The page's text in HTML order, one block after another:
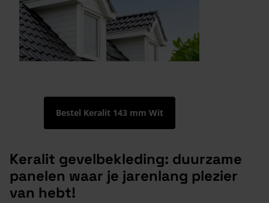
Bestel Keralit 143 mm Wit
Keralit gevelbekleding: duurzame
panelen waar je jarenlang plezier
van hebt!